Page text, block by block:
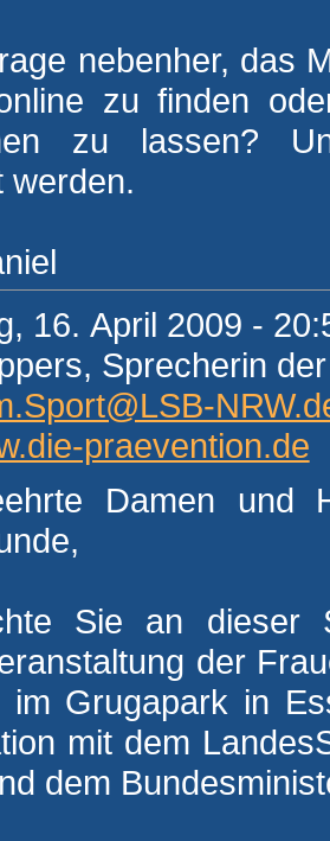
nebenher, das
zu finden
zu lassen?
werden.
16. April 2009 -
Sprecherin
praevention.de
Damen und
Sie an dieser
der
im Grugapark in
mit dem
dem